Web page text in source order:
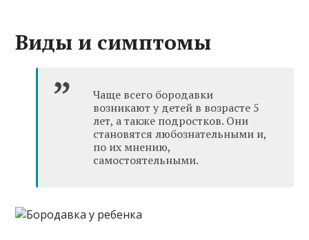
Виды и симптомы
Чаще всего бородавки
возникают у детей в возрасте 5
лет, а также подростков. Они
становятся любознательными и,
по их мнению,
самостоятельными.